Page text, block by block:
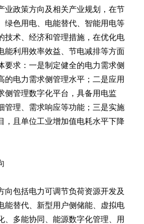
业政策方向及相关产业规划，在节
绿色用电、电能替代、智能用电等
技术、经济和管理措施，在优化电
能利用效率效益、节电减排等方面
要求：一是制定健全的电力需求侧
的电力需求侧管理水平；二是应用
侧管理数字化平台，具备用电监
管理、需求响应等功能；三是实施
，且单位工业增加值电耗水平下降
向包括电力可调节负荷资源开发及
能替代、新型用户侧储能、虚拟电
、多能协同、能源数字化管理、用